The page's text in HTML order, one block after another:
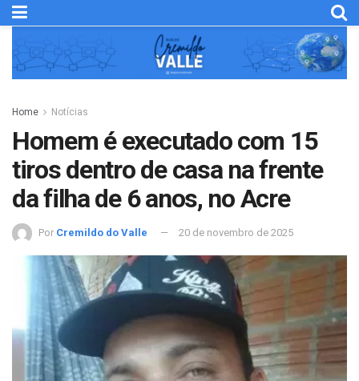
Home Notícias
Homem é executado com 15
tiros dentro de casa na frente
da filha de 6 anos, no Acre
Por Cremildo do Valle 20 de novembro de 2025